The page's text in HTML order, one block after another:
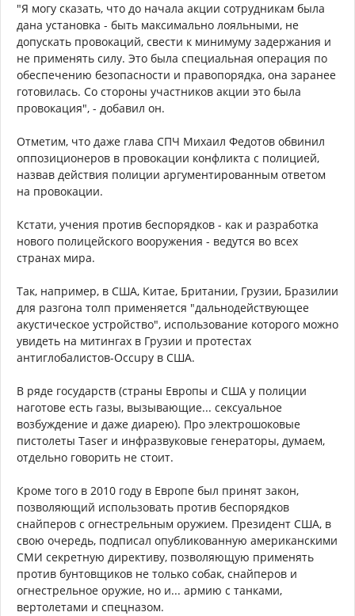
"Я могу сказать, что до начала акции сотрудникам была
дана установка - быть максимально лояльными, не
допускать провокаций, свести к минимуму задержания и
не применять силу. Это была специальная операция по
обеспечению безопасности и правопорядка, она заранее
готовилась. Со стороны участников акции это была
провокация", - добавил он.
Отметим, что даже глава СПЧ Михаил Федотов обвинил
оппозиционеров в провокации конфликта с полицией,
назвав действия полиции аргументированным ответом
на провокации.
Кстати, учения против беспорядков - как и разработка
нового полицейского вооружения - ведутся во всех
странах мира.
Так, например, в США, Китае, Британии, Грузии, Бразилии
для разгона толп применяется "дальнодействующее
акустическое устройство", использование которого можно
увидеть на митингах в Грузии и протестах
антиглобалистов-Occupy в США.
В ряде государств (страны Европы и США у полиции
наготове есть газы, вызывающие... сексуальное
возбуждение и даже диарею). Про электрошоковые
пистолеты Taser и инфразвуковые генераторы, думаем,
отдельно говорить не стоит.
Кроме того в 2010 году в Европе был принят закон,
позволяющий использовать против беспорядков
снайперов с огнестрельным оружием. Президент США, в
свою очередь, подписал опубликованную американскими
СМИ секретную директиву, позволяющую применять
против бунтовщиков не только собак, снайперов и
огнестрельное оружие, но и... армию с танками,
вертолетами и спецназом.